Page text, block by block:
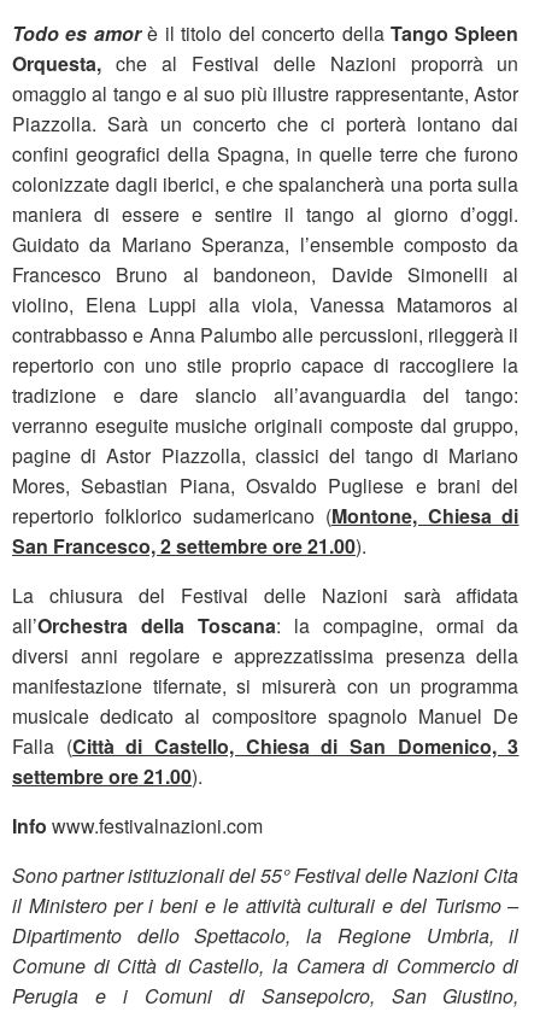
Todo es amorè il titolo del concerto dellaTango Spleen
Orquesta, che al Festival delle Nazioni proporrà un
omaggio al tango e al suo più illustre rappresentante, Astor
Piazzolla. Sarà un concerto che ci porterà lontano dai
confini geografici della Spagna, in quelle terre che furono
colonizzate dagli iberici, e che spalancherà una porta sulla
maniera di essere e sentire il tango al giorno d’oggi.
Guidato da Mariano Speranza, l’ensemble composto da
Francesco Bruno al bandoneon, Davide Simonelli al
violino, Elena Luppi alla viola, Vanessa Matamoros al
contrabbasso e Anna Palumbo alle percussioni, rileggerà il
repertorio con uno stile proprio capace di raccogliere la
tradizione e dare slancio all’avanguardia del tango:
verranno eseguite musiche originali composte dal gruppo,
pagine di Astor Piazzolla, classici del tango di Mariano
Mores, Sebastian Piana, Osvaldo Pugliese e brani del
repertorio folklorico sudamericano (Montone, Chiesa di
San Francesco, 2 settembre ore 21.00).
La chiusura del Festival delle Nazioni sarà affidata
all’Orchestra della Toscana: la compagine, ormai da
diversi anni regolare e apprezzatissima presenza della
manifestazione tifernate, si misurerà con un programma
musicale dedicato al compositore spagnolo Manuel De
Falla (Città di Castello, Chiesa di San Domenico, 3
settembre ore 21.00).
Info www.festivalnazioni.com
Sono partner istituzionali del 55° Festival delle Nazioni Cita
il Ministero per i beni e le attività culturali e del Turismo –
Dipartimento dello Spettacolo, la Regione Umbria, il
Comune di Città di Castello, la Camera di Commercio di
Perugia e i Comuni di Sansepolcro, San Giustino,